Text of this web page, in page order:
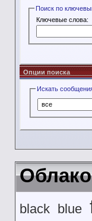
Поиск по
Ключевые слова:
Опции поиска
Искать
black blue